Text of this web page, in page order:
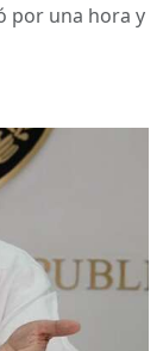
por una hora y